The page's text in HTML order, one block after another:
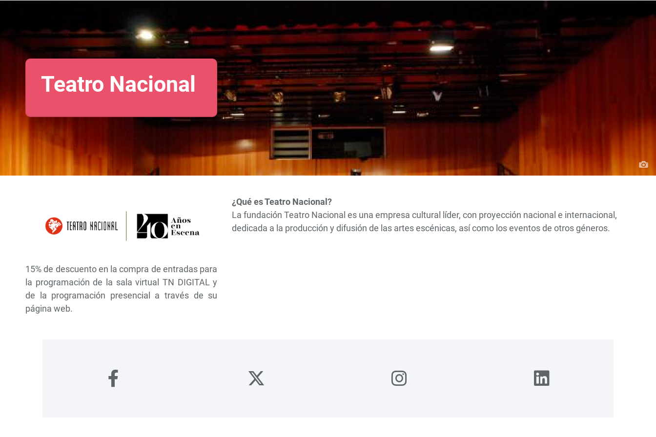
Teatro Nacional
15% de descuento en la compra de entradas para
la programación de la sala virtual TN DIGITAL y
de la programación presencial a través de su
página web.
¿Qué es Teatro Nacional?
La fundación Teatro Nacional es una empresa cultural líder, con proyección nacional e internacional,
dedicada a la producción y difusión de las artes escénicas, así como los eventos de otros géneros.